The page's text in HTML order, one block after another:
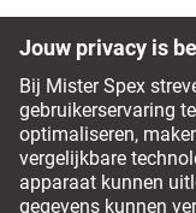
Ons team van